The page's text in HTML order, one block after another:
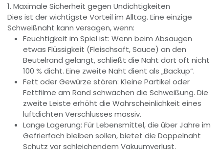
1. Maximale Sicherheit gegen Undichtigkeiten
Dies ist der wichtigste Vorteil im Alltag. Eine einzige
Schweißnaht kann versagen, wenn:
Feuchtigkeit im Spiel ist: Wenn beim Absaugen
etwas Flüssigkeit (Fleischsaft, Sauce) an den
Beutelrand gelangt, schließt die Naht dort oft nicht
100 % dicht. Eine zweite Naht dient als „Backup“.
Fett oder Gewürze stören: Kleine Partikel oder
Fettfilme am Rand schwächen die Schweißung. Die
zweite Leiste erhöht die Wahrscheinlichkeit eines
luftdichten Verschlusses massiv.
Lange Lagerung: Für Lebensmittel, die über Jahre im
Gefrierfach bleiben sollen, bietet die Doppelnaht
Schutz vor schleichendem Vakuumverlust.